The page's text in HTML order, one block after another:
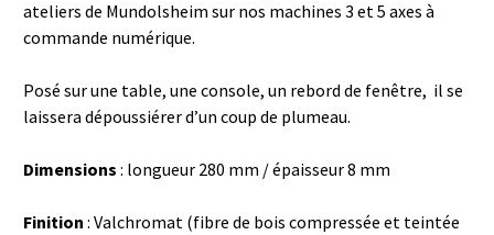
ateliers de Mundolsheim sur nos machines 3 et 5 axes à
commande numérique.
Posé sur une table, une console, un rebord de fenêtre, il se
laissera dépoussiérer d’un coup de plumeau.
Dimensions : longueur 280 mm / épaisseur 8 mm
Finition : Valchromat (fibre de bois compressée et teintée